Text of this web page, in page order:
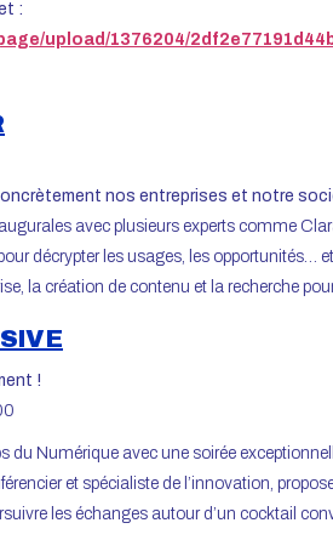
:
upload/1376204/
nos entreprises et notre
avec plusieurs experts comme
décrypter les usages, les opportunités…
la création de contenu et la recherche
!
du Numérique avec une soirée
et spécialiste de l’innovation,
les échanges autour d’un cocktail